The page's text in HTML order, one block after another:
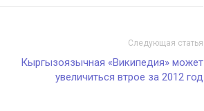
Следующая статья
Кыргызоязычная «Википедия» может
увеличиться втрое за 2012 год